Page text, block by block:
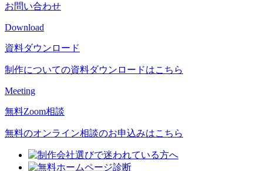
お問い合わせ
Download
資料ダウンロード
制作についての資料ダウンロードはこちら
Meeting
無料Zoom相談
無料のオンライン相談のお申込みはこちら